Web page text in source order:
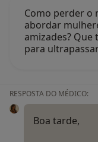
Como perder o
abordar
amizades? Que
para
RESPOSTA DO MÉDICO:
Boa tarde,